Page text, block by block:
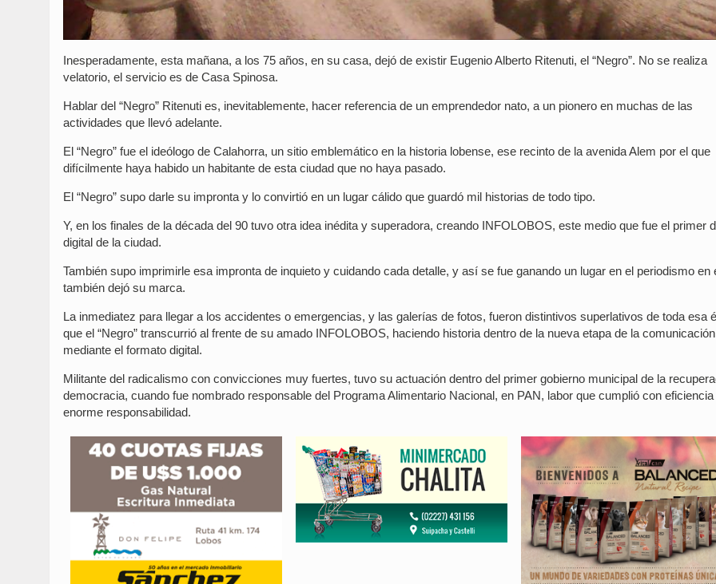
Inesperadamente, esta mañana, a los 75 años, en su casa, dejó de existir Eugenio Alberto Ritenuti, el “Negro”. No se realiza
velatorio, el servicio es de Casa Spinosa.
Hablar del “Negro” Ritenuti es, inevitablemente, hacer referencia de un emprendedor nato, a un pionero en muchas de las
actividades que llevó adelante.
El “Negro” fue el ideólogo de Calahorra, un sitio emblemático en la historia lobense, ese recinto de la avenida Alem por el que
difícilmente haya habido un habitante de esta ciudad que no haya pasado.
El “Negro” supo darle su impronta y lo convirtió en un lugar cálido que guardó mil historias de todo tipo.
Y, en los finales de la década del 90 tuvo otra idea inédita y superadora, creando INFOLOBOS, este medio que fue el primer
digital de la ciudad.
También supo imprimirle esa impronta de inquieto y cuidando cada detalle, y así se fue ganando un lugar en el periodismo en
también dejó su marca.
La inmediatez para llegar a los accidentes o emergencias, y las galerías de fotos, fueron distintivos superlativos de toda esa
que el “Negro” transcurrió al frente de su amado INFOLOBOS, haciendo historia dentro de la nueva etapa de la
mediante el formato digital.
Militante del radicalismo con convicciones muy fuertes, tuvo su actuación dentro del primer gobierno municipal de la
democracia, cuando fue nombrado responsable del Programa Alimentario Nacional, en PAN, labor que cumplió con
enorme responsabilidad.